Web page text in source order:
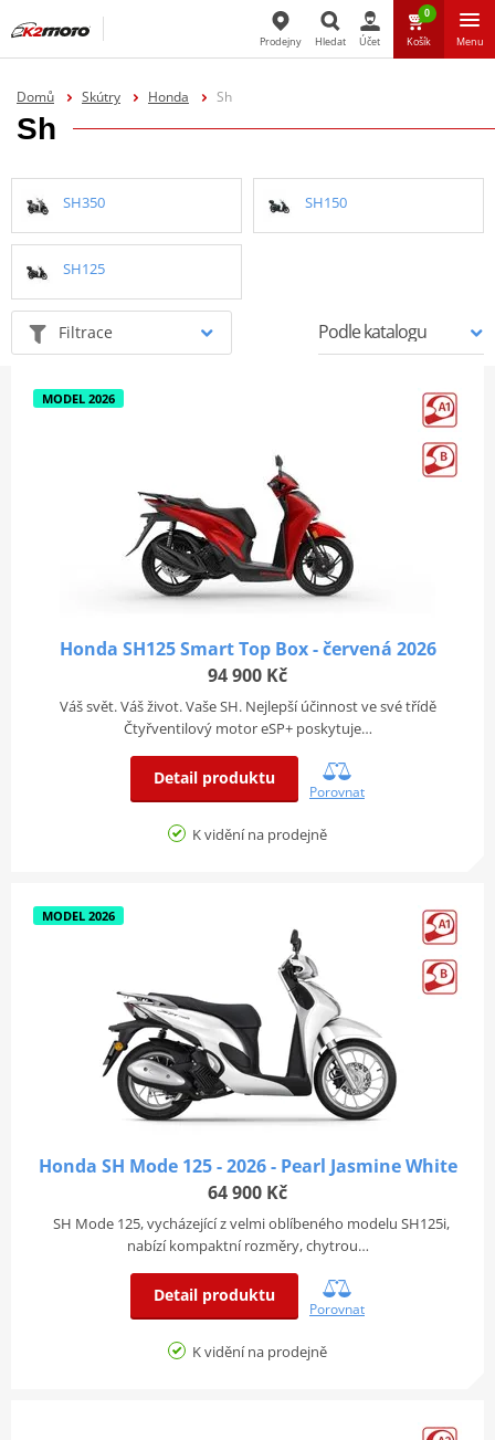
Prodejny Hledat Účet
0
Košík Menu
Domů Skútry Honda Sh
Sh
SH350 SH150
SH125
Filtrace
MODEL 2026
Honda SH125 Smart Top Box - červená 2026
94 900 Kč
Váš svět. Váš život. Vaše SH. Nejlepší účinnost ve své třídě
Čtyřventilový motor eSP+ poskytuje…
Detail produktu
Porovnat
K vidění na prodejně
MODEL 2026
Honda SH Mode 125 - 2026 - Pearl Jasmine White
64 900 Kč
SH Mode 125, vycházející z velmi oblíbeného modelu SH125i,
nabízí kompaktní rozměry, chytrou…
Detail produktu
Porovnat
K vidění na prodejně